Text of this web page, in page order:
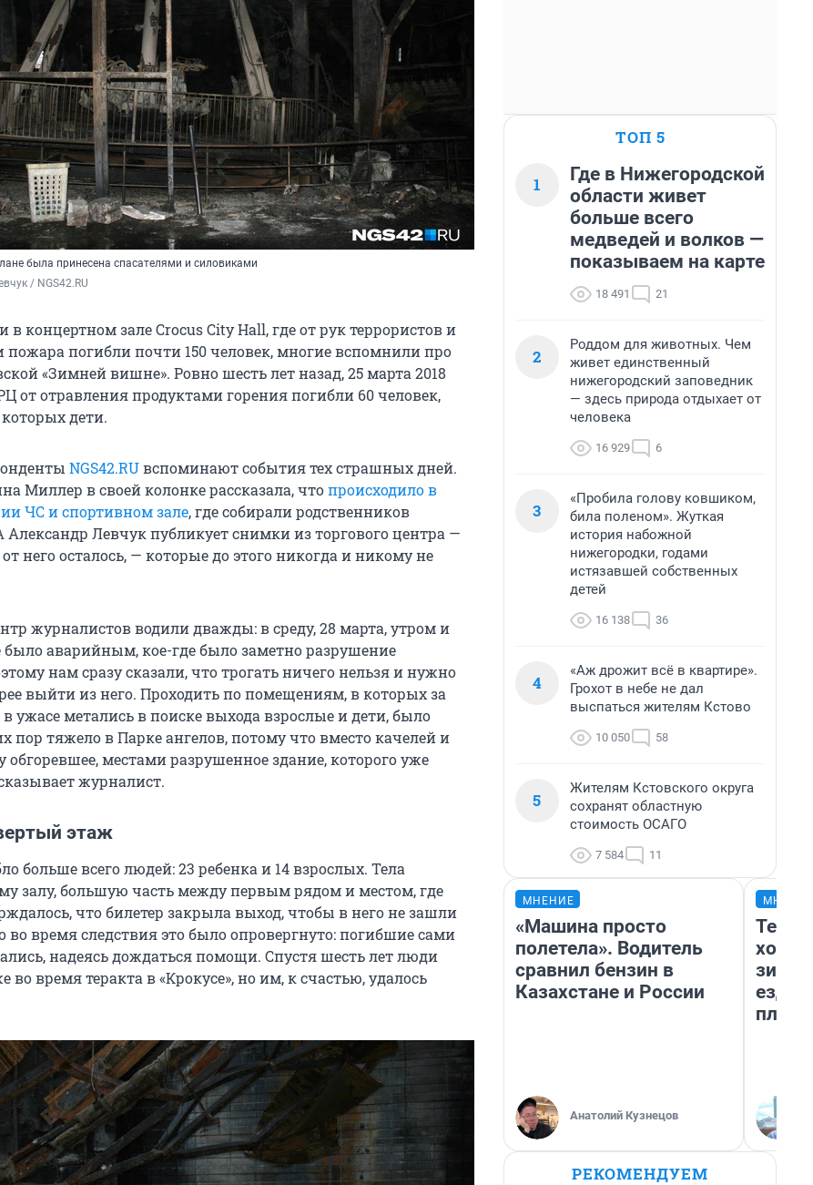
была принесена спасателями и силовиками
/ NGS42.RU
в концертном зале Crocus City Hall, где от рук террористов и
пожара погибли почти 150 человек, многие вспомнили про
«Зимней вишне». Ровно шесть лет назад, 25 марта 2018
от отравления продуктами горения погибли 60 человек,
дети.
NGS42.RUвспоминают события тех страшных дней.
Миллер в своей колонке рассказала, чтопроисходило в
ЧС и спортивном зале, где собирали родственников
Левчук публикует снимки из торгового центра —
от него осталось, — которые до этого никогда и никому не
журналистов водили дважды: в среду, 28 марта, утром и
было аварийным, кое-где было заметно разрушение
нам сразу сказали, что трогать ничего нельзя и нужно
выйти из него. Проходить по помещениям, в которых за
в ужасе метались в поиске выхода взрослые и дети, было
пор тяжело в Парке ангелов, потому что вместо качелей и
местами разрушенное здание, которого уже
журналист.
этаж
больше всего людей: 23 ребенка и 14 взрослых. Тела
залу, большую часть между первым рядом и местом, где
что билетер закрыла выход, чтобы в него не зашли
во время следствия это было опровергнуто: погибшие сами
надеясь дождаться помощи. Спустя шесть лет люди
во время теракта в «Крокусе», но им, к счастью, удалось
ТОП 5
1
Где в Нижегородской
области живет
больше всего
медведей и волков —
показываем на карте
18 491 21
2
Роддом для животных. Чем
живет единственный
нижегородский заповедник
— здесь природа отдыхает от
человека
16 929 6
3
«Пробила голову ковшиком,
била поленом». Жуткая
история набожной
нижегородки, годами
истязавшей собственных
детей
16 138 36
4
«Аж дрожит всё в квартире».
Грохот в небе не дал
выспаться жителям Кстово
10 050 58
5
Жителям Кстовского округа
сохранят областную
стоимость ОСАГО
7 584 11
МНЕНИЕ
«Машина просто
полетела». Водитель
сравнил бензин в
Казахстане и России
Анатолий Кузнецов
ездит
РЕКОМЕНДУЕМ